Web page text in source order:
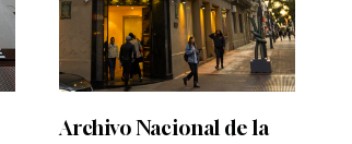
Archivo Nacional de la